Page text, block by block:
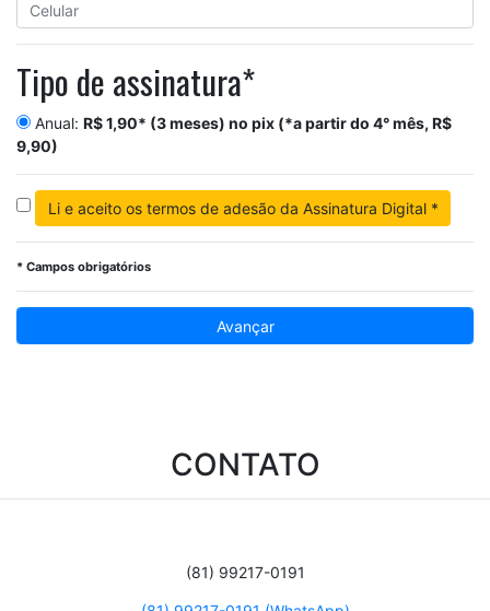
Tipo de assinatura*
Anual: R$ 1,90* (3 meses) no pix (*a partir do 4° mês, R$
9,90)
Li e aceito os termos de adesão da Assinatura Digital *
* Campos obrigatórios
Avançar
CONTATO
(81) 99217-0191